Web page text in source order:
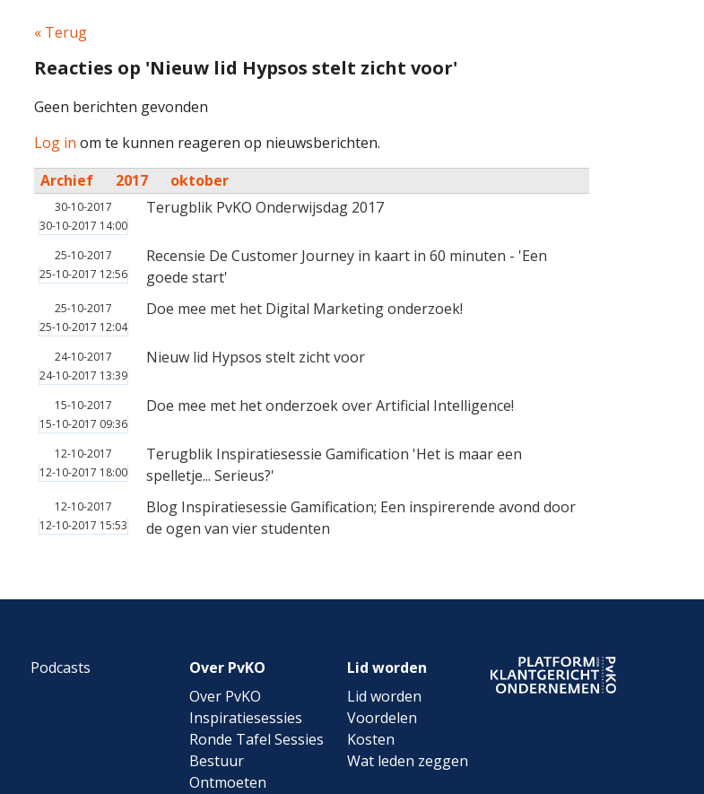
« Terug
Reacties op 'Nieuw lid Hypsos stelt zicht voor'
Geen berichten gevonden
Log in om te kunnen reageren op nieuwsberichten.
Archief
2017 oktober
30-10-2017
30-10-2017 14:00
Terugblik PvKO Onderwijsdag 2017
25-10-2017
25-10-2017 12:56
Recensie De Customer Journey in kaart in 60 minuten - 'Een
goede start'
25-10-2017
25-10-2017 12:04
Doe mee met het Digital Marketing onderzoek!
24-10-2017
24-10-2017 13:39
Nieuw lid Hypsos stelt zicht voor
15-10-2017
15-10-2017 09:36
Doe mee met het onderzoek over Artificial Intelligence!
12-10-2017
12-10-2017 18:00
Terugblik Inspiratiesessie Gamification 'Het is maar een
spelletje... Serieus?'
12-10-2017
12-10-2017 15:53
Blog Inspiratiesessie Gamification; Een inspirerende avond door
de ogen van vier studenten
Podcasts
Over PvKO
Over PvKO
Inspiratiesessies
Ronde Tafel Sessies
Bestuur
Ontmoeten
Lid worden
Lid worden
Voordelen
Kosten
Wat leden zeggen